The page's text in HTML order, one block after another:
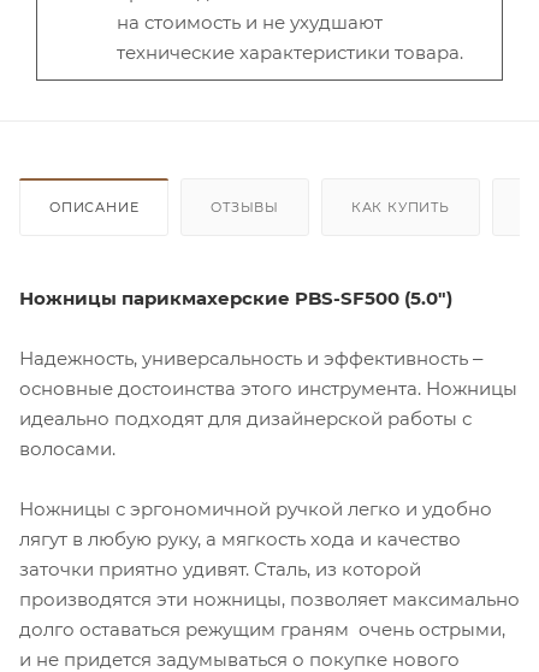
на стоимость и не ухудшают
технические характеристики товара.
ОПИСАНИЕ ОТЗЫВЫ КАК КУПИТЬ
Ножницы парикмахерские PBS-SF500 (5.0")
Надежность, универсальность и эффективность ‒
основные достоинства этого инструмента. Ножницы
идеально подходят для дизайнерской работы с
волосами.
Ножницы с эргономичной ручкой легко и удобно
лягут в любую руку, а мягкость хода и качество
заточки приятно удивят. Сталь, из которой
производятся эти ножницы, позволяет максимально
долго оставаться режущим граням очень острыми,
и не придется задумываться о покупке нового